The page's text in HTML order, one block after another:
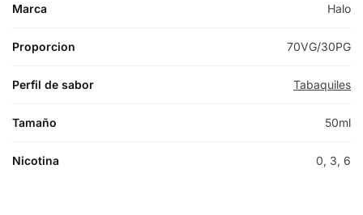
Marca Halo
Proporcion 70VG/30PG
Perfil de sabor Tabaquiles
Tamaño 50ml
Nicotina 0, 3, 6